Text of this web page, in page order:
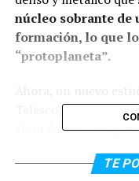
núcleo sobrante de
formación, lo que
“protoplaneta”.
Telescopio Espacial
clara de este
Research Institute,
TE